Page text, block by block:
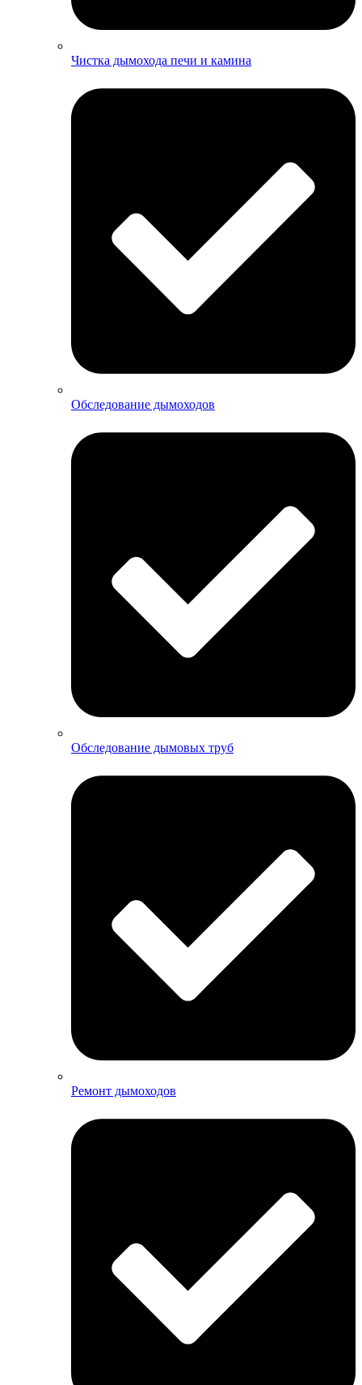
Чистка дымохода печи и камина
Обследование дымоходов
Обследование дымовых труб
Ремонт дымоходов